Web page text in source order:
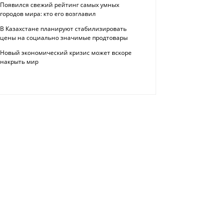
Появился свежий рейтинг самых умных
городов мира: кто его возглавил
В Казахстане планируют стабилизировать
цены на социально значимые продтовары
Новый экономический кризис может вскоре
накрыть мир